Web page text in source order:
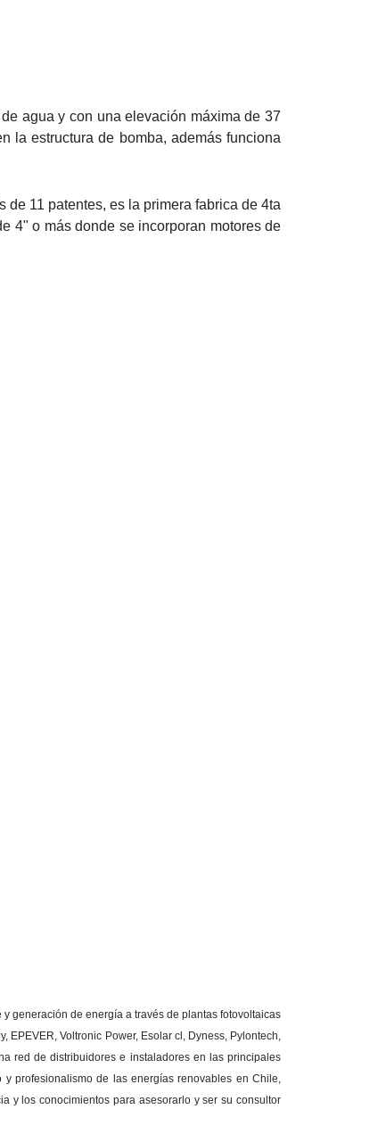
agua y con una elevación máxima de 37
la estructura de bomba, además funciona
11 patentes, es la primera fabrica de 4ta
4" o más donde se incorporan motores de
generación de energía a través de plantas fotovoltaicas
EPEVER, Voltronic Power, Esolar cl, Dyness, Pylontech,
red de distribuidores e instaladores en las principales
profesionalismo de las energías renovables en Chile,
y los conocimientos para asesorarlo y ser su consultor